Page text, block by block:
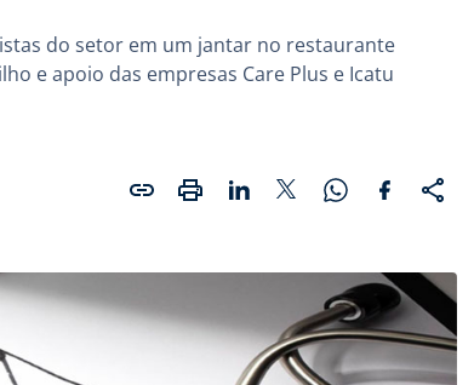
do setor em um jantar no restaurante
e apoio das empresas Care Plus e Icatu